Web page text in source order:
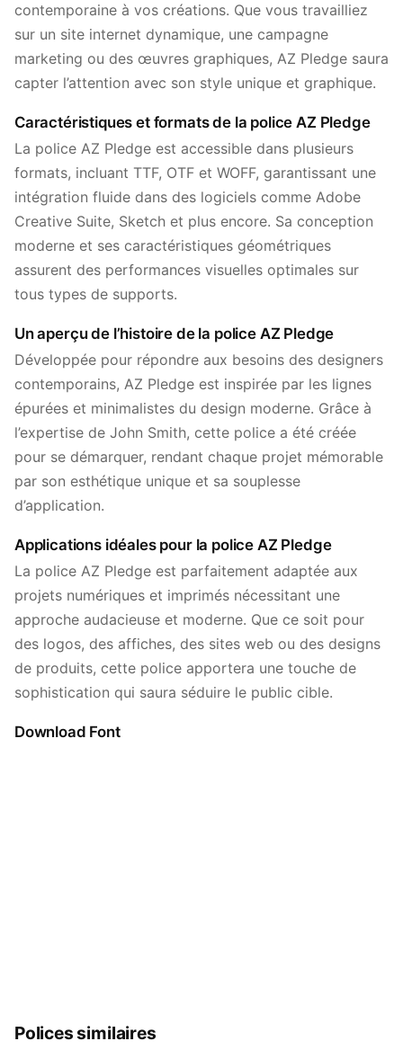
contemporaine à vos créations. Que vous travailliez
sur un site internet dynamique, une campagne
marketing ou des œuvres graphiques, AZ Pledge saura
capter l’attention avec son style unique et graphique.
Caractéristiques et formats de la police AZ Pledge
La police AZ Pledge est accessible dans plusieurs
formats, incluant TTF, OTF et WOFF, garantissant une
intégration fluide dans des logiciels comme Adobe
Creative Suite, Sketch et plus encore. Sa conception
moderne et ses caractéristiques géométriques
assurent des performances visuelles optimales sur
tous types de supports.
Un aperçu de l’histoire de la police AZ Pledge
Développée pour répondre aux besoins des designers
contemporains, AZ Pledge est inspirée par les lignes
épurées et minimalistes du design moderne. Grâce à
l’expertise de John Smith, cette police a été créée
pour se démarquer, rendant chaque projet mémorable
par son esthétique unique et sa souplesse
d’application.
Applications idéales pour la police AZ Pledge
La police AZ Pledge est parfaitement adaptée aux
projets numériques et imprimés nécessitant une
approche audacieuse et moderne. Que ce soit pour
des logos, des affiches, des sites web ou des designs
de produits, cette police apportera une touche de
sophistication qui saura séduire le public cible.
Download Font
Polices similaires